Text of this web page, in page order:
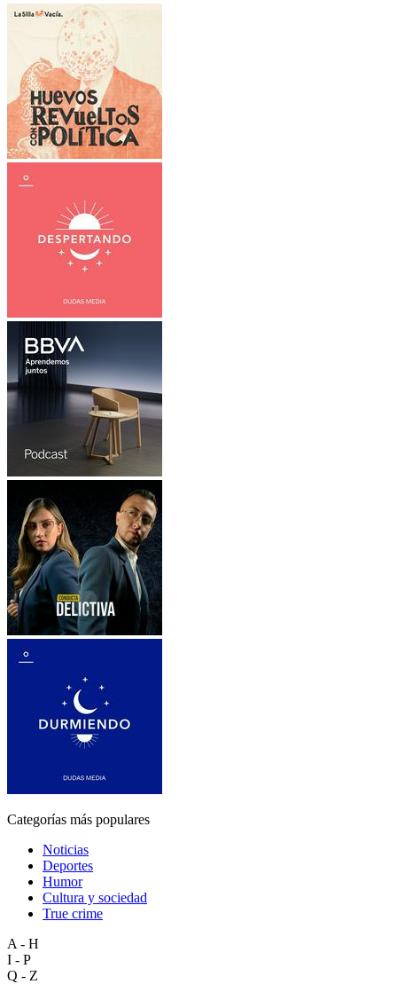
Categorías más populares
Noticias
Deportes
Humor
Cultura y sociedad
True crime
A - H
I - P
Q - Z